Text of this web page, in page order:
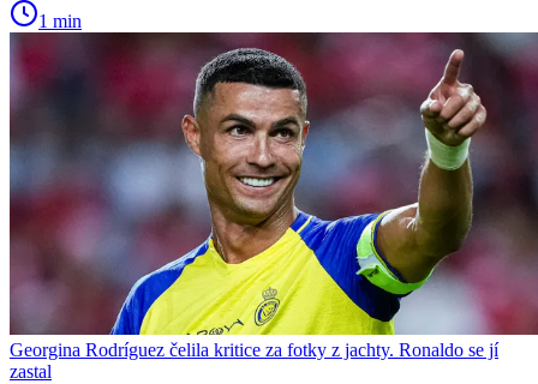
1 min
Georgina Rodríguez čelila kritice za fotky z jachty. Ronaldo se jí
zastal